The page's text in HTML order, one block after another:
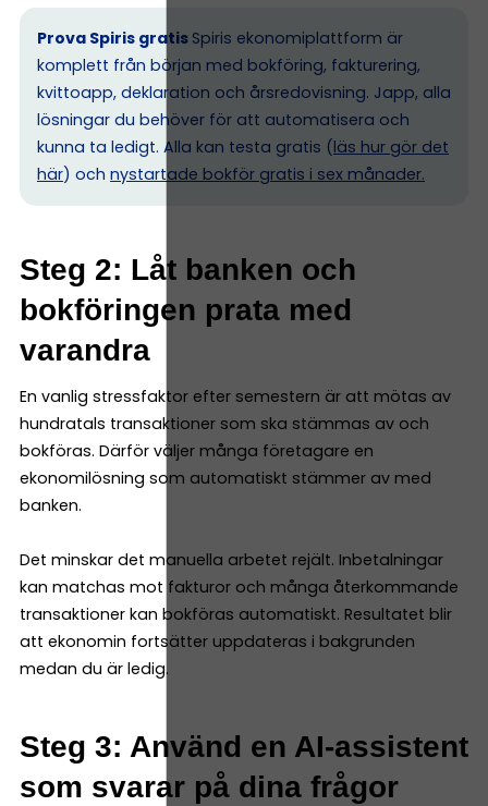
Prova Spiris gratis Spiris ekonomiplattform är
komplett från början med bokföring, fakturering,
kvittoapp, deklaration och årsredovisning. Japp, alla
lösningar du behöver för att automatisera och
kunna ta ledigt. Alla kan testa gratis (läs hur gör det
här) och nystartade bokför gratis i sex månader.
Steg 2: Låt banken och
bokföringen prata med
varandra
En vanlig stressfaktor efter semestern är att mötas av
hundratals transaktioner som ska stämmas av och
bokföras. Därför väljer många företagare en
ekonomilösning som automatiskt stämmer av med
banken.
Det minskar det manuella arbetet rejält. Inbetalningar
kan matchas mot fakturor och många återkommande
transaktioner kan bokföras automatiskt. Resultatet blir
att ekonomin fortsätter uppdateras i bakgrunden
medan du är ledig.
Steg 3: Använd en AI-assistent
som svarar på dina frågor